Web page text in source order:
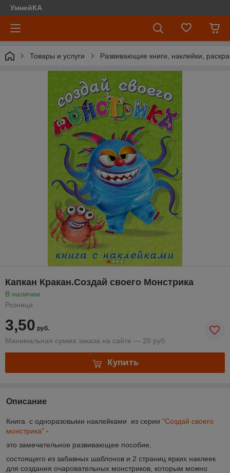
УмнейКА
Товары и услуги Развивающие книги, наклейки,
Капкан Кракан.Создай своего Монстрика
В наличии
Розница
3,50 руб.
Минимальная сумма заказа на сайте — 20 руб.
Купить
Описание
Книга с одноразовыми наклейками из серии "Создай своего
монстрика" -
это замечательное развивающее пособие,
состоящего из забавных шаблонов и 2 страниц ярких наклеек
для создания очаровательных монстриков, которым можно